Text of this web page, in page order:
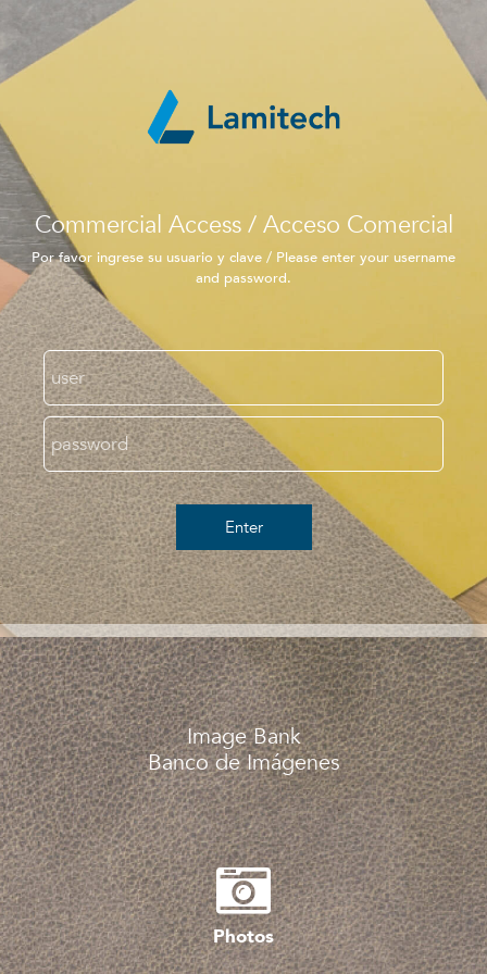
Commercial Access / Acceso Comercial
Por favor ingrese su usuario y clave / Please enter your username
and password.
Enter
Image Bank
Banco de Imágenes
Photos